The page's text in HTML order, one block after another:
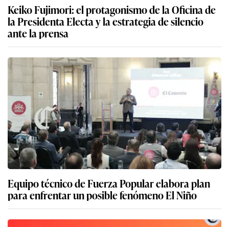
Keiko Fujimori: el protagonismo de la Oficina de
la Presidenta Electa y la estrategia de silencio
ante la prensa
Equipo técnico de Fuerza Popular elabora plan
para enfrentar un posible fenómeno El Niño